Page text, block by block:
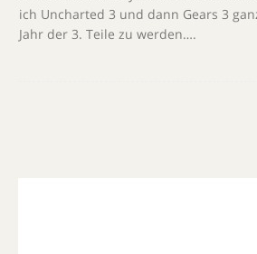
ich Uncharted 3 und dann Gears 3
Jahr der 3. Teile zu werden….